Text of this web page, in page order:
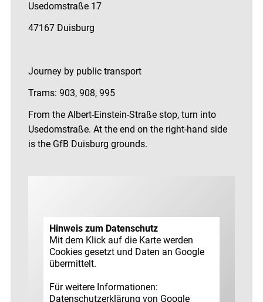
Usedomstraße 17
47167 Duisburg
Journey by public transport
Trams: 903, 908, 995
From the Albert-Einstein-Straße stop, turn into
Usedomstraße. At the end on the right-hand side
is the GfB Duisburg grounds.
Hinweis zum Datenschutz
Mit dem Klick auf die Karte werden
Cookies gesetzt und Daten an Google
übermittelt.
Für weitere Informationen:
Datenschutz­erklärung von Google